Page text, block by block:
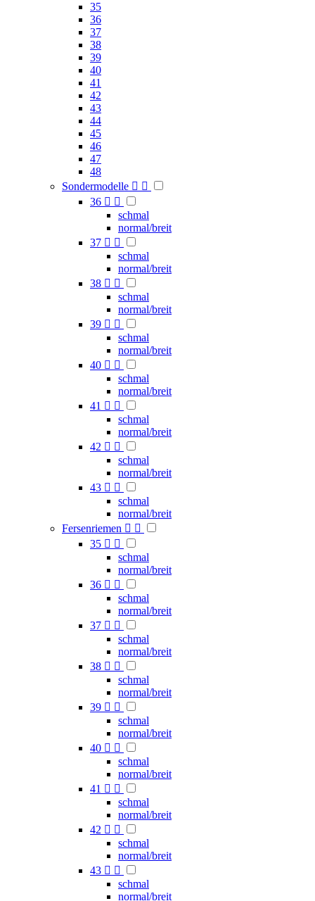
35
36
37
38
39
40
41
42
43
44
45
46
47
48
Sondermodelle  
36  
schmal
normal/breit
37  
schmal
normal/breit
38  
schmal
normal/breit
39  
schmal
normal/breit
40  
schmal
normal/breit
41  
schmal
normal/breit
42  
schmal
normal/breit
43  
schmal
normal/breit
Fersenriemen  
35  
schmal
normal/breit
36  
schmal
normal/breit
37  
schmal
normal/breit
38  
schmal
normal/breit
39  
schmal
normal/breit
40  
schmal
normal/breit
41  
schmal
normal/breit
42  
schmal
normal/breit
43  
schmal
normal/breit